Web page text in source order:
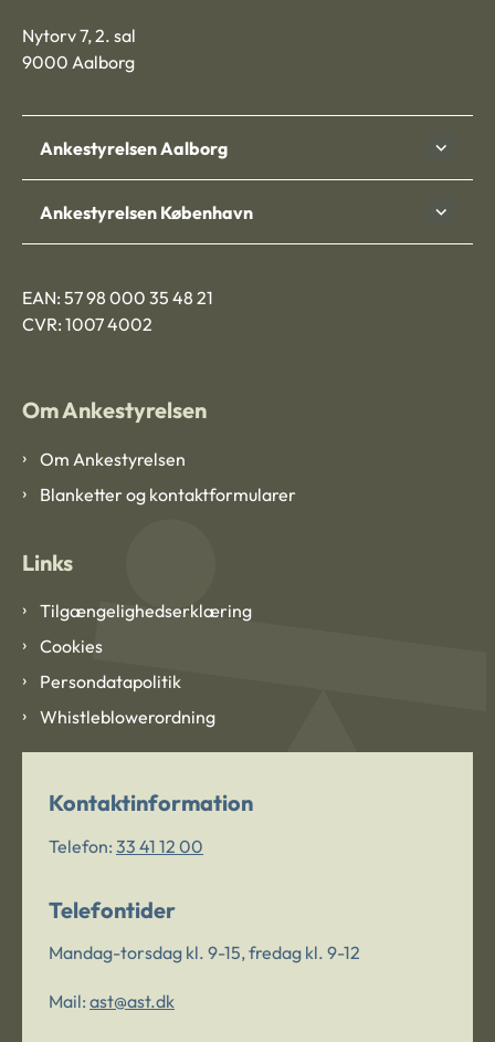
Nytorv 7, 2. sal
9000 Aalborg
Ankestyrelsen Aalborg
Ankestyrelsen København
EAN: 57 98 000 35 48 21
CVR: 1007 4002
Om Ankestyrelsen
Om Ankestyrelsen
Blanketter og kontaktformularer
Links
Tilgængelighedserklæring
Cookies
Persondatapolitik
Whistleblowerordning
Kontaktinformation
Telefon: 33 41 12 00
Telefontider
Mandag-torsdag kl. 9-15, fredag kl. 9-12
Mail: ast@ast.dk